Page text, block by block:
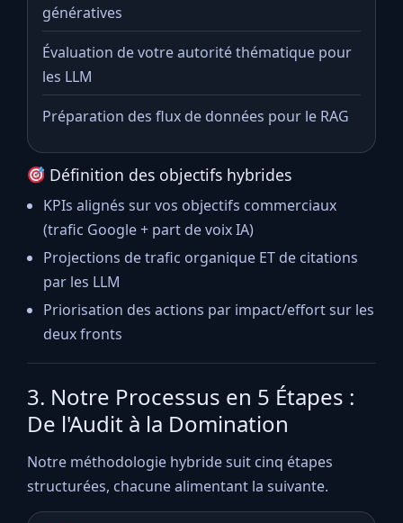
génératives
Évaluation de votre autorité thématique pour
les LLM
Préparation des flux de données pour le RAG
Définition des objectifs hybrides
KPIs alignés sur vos objectifs commerciaux
(trafic Google + part de voix IA)
Projections de trafic organique ET de citations
par les LLM
Priorisation des actions par impact/effort sur les
deux fronts
3. Notre Processus en 5 Étapes :
De l'Audit à la Domination
Notre méthodologie hybride suit cinq étapes
structurées, chacune alimentant la suivante.